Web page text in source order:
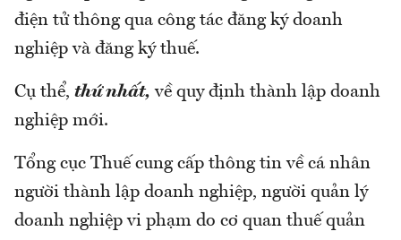
điện tử thông qua công tác đăng ký doanh
nghiệp và đăng ký thuế.
Cụ thể, thứ nhất, về quy định thành lập doanh
nghiệp mới.
Tổng cục Thuế cung cấp thông tin về cá nhân
người thành lập doanh nghiệp, người quản lý
doanh nghiệp vi phạm do cơ quan thuế quản